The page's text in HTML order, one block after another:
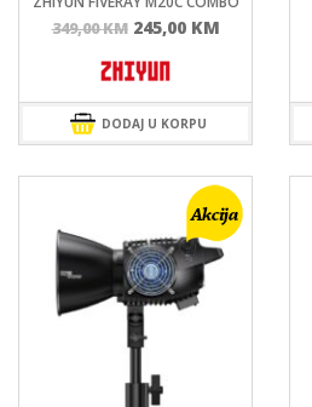
349,00KM Izvorna
bila
je:
349,00 KM.
245,00 KMTrenutna
245,00 KM.
DODAJ U KORPU